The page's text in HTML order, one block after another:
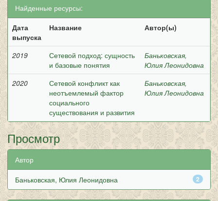
Найденные ресурсы:
Дата
выпуска
Название Автор(ы)
2019
Сетевой подход: сущность
и базовые понятия
Баньковская,
Юлия Леонидовна
2020
Сетевой конфликт как
неотъемлемый фактор
социального
существования и развития
Баньковская,
Юлия Леонидовна
Просмотр
Автор
2
Баньковская, Юлия Леонидовна